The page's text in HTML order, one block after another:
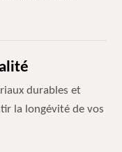
durables et
la longévité de vos